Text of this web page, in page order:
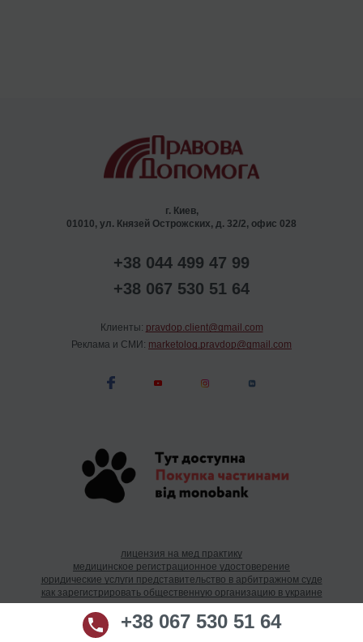
г. Киев,
01010, ул. Князей Острожских, д. 32/2, офис 028
+38 044 499 47 99
+38 067 530 51 64
Клиенты: pravdop.client@gmail.com
Реклама и СМИ: marketolog.pravdop@gmail.com
лицензия на мед практику
медицинское регистрационное удостоверение
юридические услуги представительство в арбитражном суде
как зарегистрировать общественную организацию в украине
как открыть ип в украине
+38 067 530 51 64